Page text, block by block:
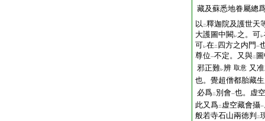
藏及蘇悉地眷屬總
以 二釋迦院及護世天
大護圖中闕 レ之。可レ
可レ在二 四方之内門 一
尊位一不定。又與二
邪正難レ辨 取意 又准
也。覺超僧都胎藏
必爲二 別會一也。虚
此又爲二 虚空藏會攝一
般若寺石山兩徳判
二